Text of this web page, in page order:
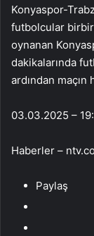
Konyaspor-
futbolcular
oynanan
dakikalarında
ardından
03.03.2025 –
Haberler –
Paylaş